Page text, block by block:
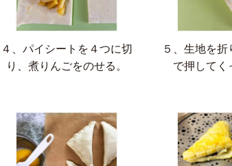
４、パイシートを４つに切
り、煮りんごをのせる。
５、生地を折
で押してく